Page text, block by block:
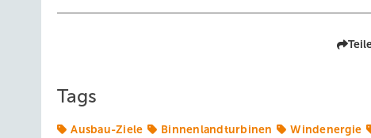
Tags
Ausbau-Ziele Binnenlandturbinen Windenergie